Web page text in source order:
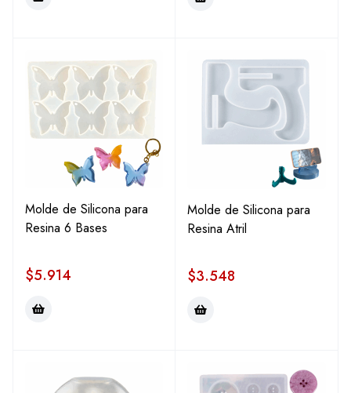
Molde de Silicona para
Resina 6 Bases
$5.914
Molde de Silicona para
Resina Atril
$3.548